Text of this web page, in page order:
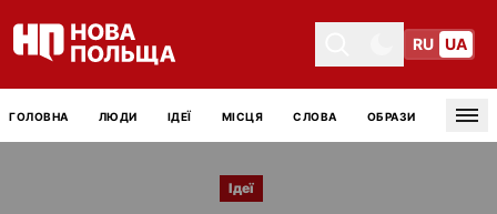
Toggle themeToggle theme
RU UA
ГОЛОВНА ЛЮДИ ІДЕЇ МІСЦЯ СЛОВА ОБРАЗИ
Ідеї